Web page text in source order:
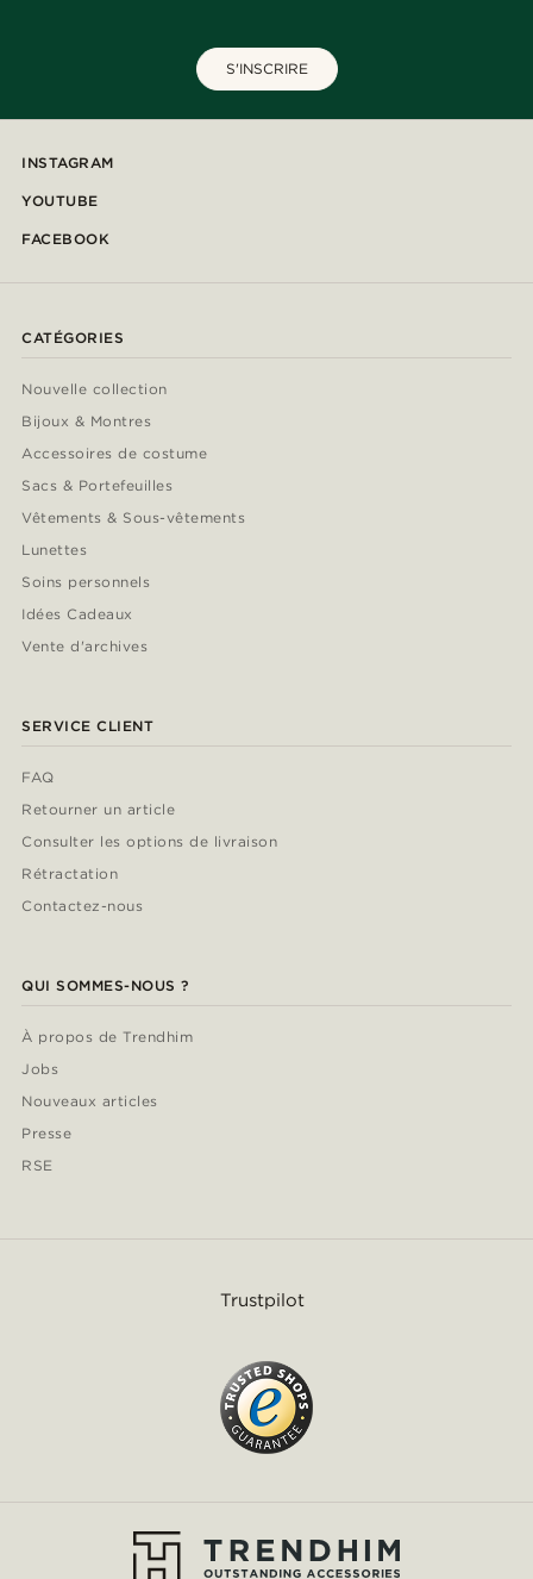
S'INSCRIRE
INSTAGRAM
YOUTUBE
FACEBOOK
CATÉGORIES
Nouvelle collection
Bijoux & Montres
Accessoires de costume
Sacs & Portefeuilles
Vêtements & Sous-vêtements
Lunettes
Soins personnels
Idées Cadeaux
Vente d'archives
SERVICE CLIENT
FAQ
Retourner un article
Consulter les options de livraison
Rétractation
Contactez-nous
QUI SOMMES-NOUS ?
À propos de Trendhim
Jobs
Nouveaux articles
Presse
RSE
Trustpilot